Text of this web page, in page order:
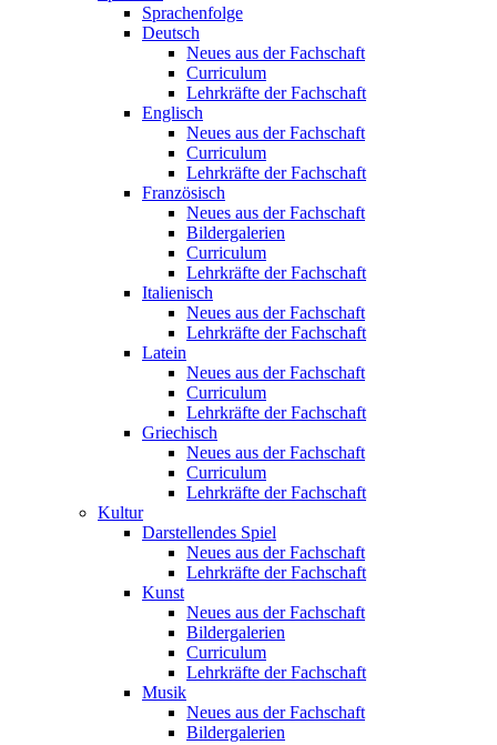
Sprachenfolge
Deutsch
Neues aus der Fachschaft
Curriculum
Lehrkräfte der Fachschaft
Englisch
Neues aus der Fachschaft
Curriculum
Lehrkräfte der Fachschaft
Französisch
Neues aus der Fachschaft
Bildergalerien
Curriculum
Lehrkräfte der Fachschaft
Italienisch
Neues aus der Fachschaft
Lehrkräfte der Fachschaft
Latein
Neues aus der Fachschaft
Curriculum
Lehrkräfte der Fachschaft
Griechisch
Neues aus der Fachschaft
Curriculum
Lehrkräfte der Fachschaft
Kultur
Darstellendes Spiel
Neues aus der Fachschaft
Lehrkräfte der Fachschaft
Kunst
Neues aus der Fachschaft
Bildergalerien
Curriculum
Lehrkräfte der Fachschaft
Musik
Neues aus der Fachschaft
Bildergalerien